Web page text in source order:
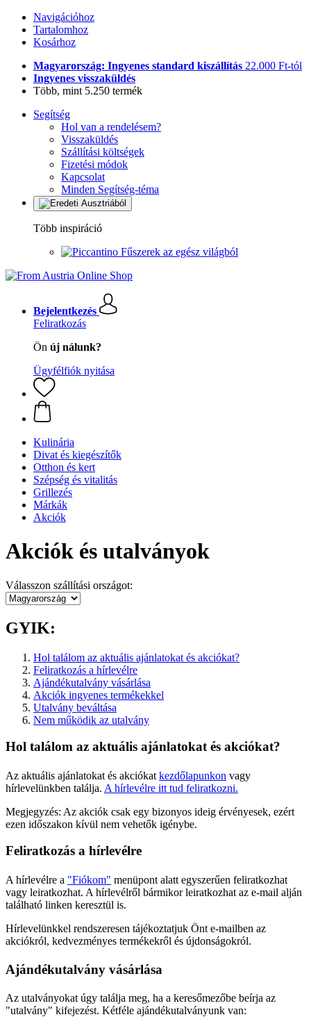
Navigációhoz
Tartalomhoz
Kosárhoz
Magyarország: Ingyenes standard kiszállítás 22.000 Ft-tól
Ingyenes visszaküldés
Több, mint 5.250 termék
Segítség
Hol van a rendelésem?
Visszaküldés
Szállítási költségek
Fizetési módok
Kapcsolat
Minden Segítség-téma
Több inspiráció
Fűszerek az egész világból
Bejelentkezés
Feliratkozás
Ön új nálunk?
Ügyfélfiók nyitása
Kulinária
Divat és kiegészítők
Otthon és kert
Szépség és vitalitás
Grillezés
Márkák
Akciók
Akciók és utalványok
Válasszon szállítási országot:
GYIK:
Hol találom az aktuális ajánlatokat és akciókat?
Feliratkozás a hírlevélre
Ajándékutalvány vásárlása
Akciók ingyenes termékekkel
Utalvány beváltása
Nem működik az utalvány
Hol találom az aktuális ajánlatokat és akciókat?
Az aktuális ajánlatokat és akciókat kezdőlapunkon vagy
hírlevelünkben találja. A hírlevélre itt tud feliratkozni.
Megjegyzés: Az akciók csak egy bizonyos ideig érvényesek, ezért
ezen időszakon kívül nem vehetők igénybe.
Feliratkozás a hírlevélre
A hírlevélre a "Fiókom" menüpont alatt egyszerűen feliratkozhat
vagy leiratkozhat. A hírlevélről bármikor leiratkozhat az e-mail alján
található linken keresztül is.
Hírlevelünkkel rendszeresen tájékoztatjuk Önt e-mailben az
akciókról, kedvezményes termékekről és újdonságokról.
Ajándékutalvány vásárlása
Az utalványokat úgy találja meg, ha a keresőmezőbe beírja az
"utalvány" kifejezést. Kétféle ajándékutalványunk van: